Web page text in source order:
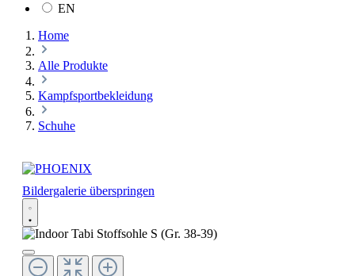
EN
Home
Alle Produkte
Kampfsportbekleidung
Schuhe
Bildergalerie überspringen